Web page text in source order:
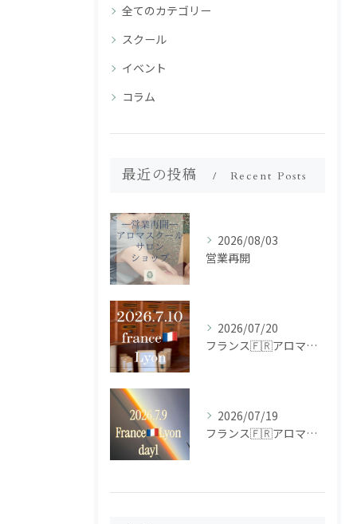
全てのカテゴリー
スクール
イベント
コラム
最近の投稿 Recent Posts
2026/08/03
営業再開
2026/07/20
フランス🇫🇷アロマ研修ツアー𝗱𝗮𝘆𝟮
2026/07/19
フランス🇫🇷アロマ研修ツアー𝗱𝗮𝘆𝟭